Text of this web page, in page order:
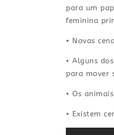
para um
feminina
• Novas
• Alguns
para mover
• Os
• Existem